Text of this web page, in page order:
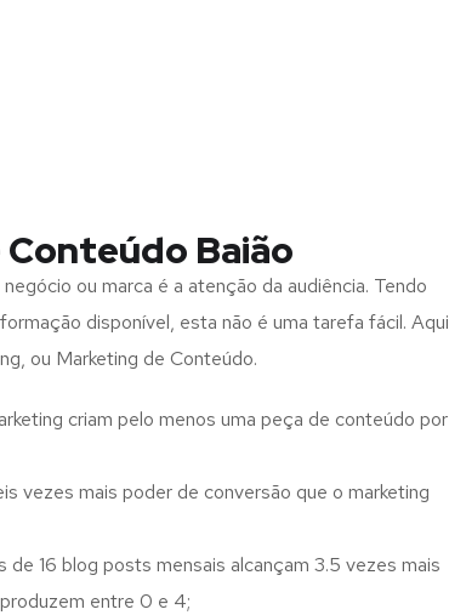
Baião
ou marca é a atenção da audiência. Tendo
disponível, esta não é uma tarefa fácil. Aqui
ou Marketing de Conteúdo.
criam pelo menos uma peça de conteúdo por
vezes mais poder de conversão que o marketing
de 16 blog posts mensais alcançam 3.5 vezes mais
entre 0 e 4;